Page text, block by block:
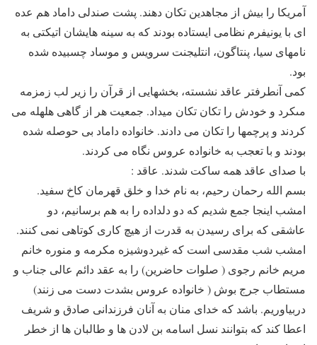
آمريكا را بيش از مجاهدين تكان دهند. پشت صندلى داماد هم عده
اى با يونيفرم نظامى ايستاده بودند كه به سينه هايشان اتيكتى به
نامهاى سيا، پنتاگون، انتليجنت سرويس و موساد چسبيده شده
بود.
كمى آنطرفتر عاقد نشسته، بخشهايى از قرآن را زير لب زمزمه
مىكرد و خودش را تكان تكان ميداد. جمعيت هر از گاهى هلهله مى
كردند و پرچمها را تكان مى دادند. خانواده داماد بى حوصله شده
بودند و با تعجب به خانواده عروس نگاه مى كردند.
با صداى عاقد همه ساكت شدند. عاقد :
بسم الله رحمان رحيم، به نام خدا و خلق قهرمان كاخ سفيد.
امشب اينجا جمع شديم كه دو دلداده را به هم برسانيم، دو
عاشقى كه براى رسيدن به قدرت از هيچ كارى كوتاهى نمى كنند.
امشب شب مقدسى است كه غيردوشيزه مكرمه و منوره خانم
مريم خانم رجوى ( صلوات حاضرين) را به عقد دائم عالى جناب و
مستطاب جرج بوش ( خانواده عروس بشدت دست مى زنند)
دربياوريم. باشد كه خداى منان به آنان فرزندانى صادق و شريف
اعطا كند كه بتوانند نسل اسامه بن لادن ها و طالبان ها از خطر